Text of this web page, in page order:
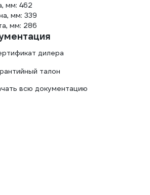
мм: 462
мм: 339
мм: 286
дилера
талон
всю документацию